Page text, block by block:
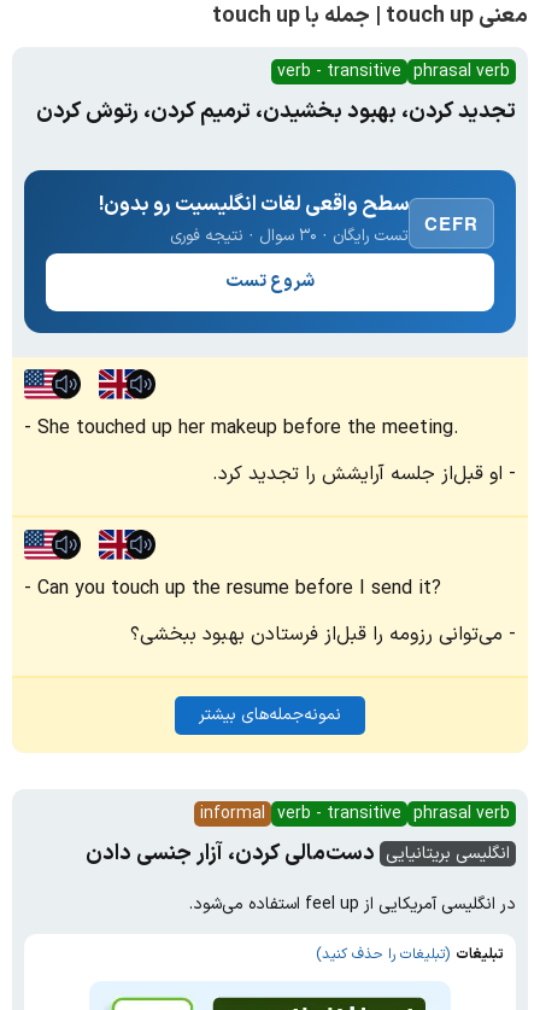
معنی touch up | جمله با touch up
phrasal verb
verb - transitive
تجدید کردن، بهبود بخشیدن، ترمیم کردن، رتوش کردن
CEFR
سطح واقعی لغات انگلیسیت رو بدون!
تست رایگان · ۳۰ سوال · نتیجه فوری
شروع تست
She touched up her makeup before the meeting.
او قبل‌از جلسه آرایشش را تجدید کرد.
Can you touch up the resume before I send it?
می‌توانی رزومه را قبل‌از فرستادن بهبود ببخشی؟
نمونه‌جمله‌های بیشتر
phrasal verb
verb - transitive
informal
انگلیسی بریتانیایی دست‌مالی کردن، آزار جنسی دادن‬
در انگلیسی آمریکایی از feel up استفاده می‌شود.
تبلیغات (تبلیغات را حذف کنید)